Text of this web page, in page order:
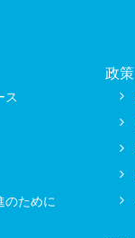
ス
のために
政策